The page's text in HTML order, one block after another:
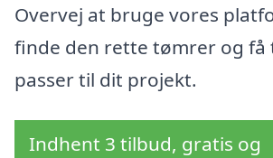
Overvej at bruge vores
finde den rette tømrer og få
passer til dit projekt.
Indhent 3 tilbud, gratis og